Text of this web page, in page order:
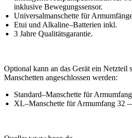
inklusive Bewegungssensor.
Universalmanschette für
Etui und Alkaline–Batterien inkl.
3 Jahre Qualitätsgarantie.
Optional kann an das Gerät ein Netzteil
Manschetten angeschlossen werden:
Standard–Manschette für
XL–Manschette für Armumfang 32